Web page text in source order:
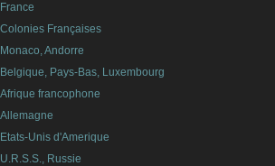
France
Colonies Françaises
Monaco, Andorre
Belgique, Pays-Bas, Luxembourg
Afrique francophone
Allemagne
Etats-Unis d'Amerique
U.R.S.S., Russie